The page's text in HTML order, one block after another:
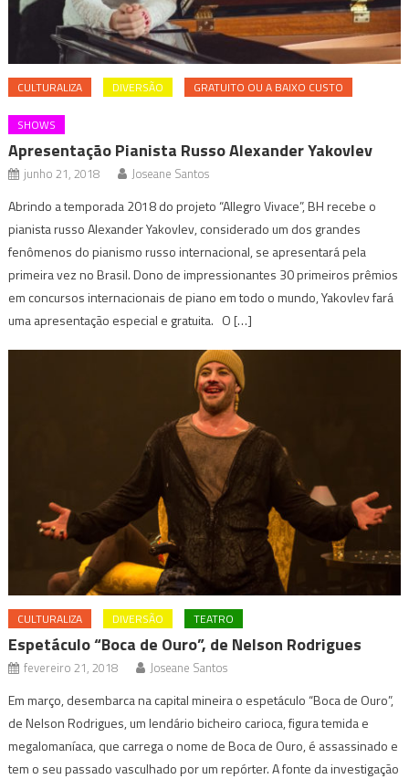
CULTURALIZA DIVERSÃO GRATUITO OU A BAIXO CUSTO
SHOWS
Apresentação Pianista Russo Alexander Yakovlev
junho 21, 2018 Joseane Santos
Abrindo a temporada 2018 do projeto “Allegro Vivace”, BH recebe o
pianista russo Alexander Yakovlev, considerado um dos grandes
fenômenos do pianismo russo internacional, se apresentará pela
primeira vez no Brasil. Dono de impressionantes 30 primeiros prêmios
em concursos internacionais de piano em todo o mundo, Yakovlev fará
uma apresentação especial e gratuita. O […]
CULTURALIZA DIVERSÃO TEATRO
Espetáculo “Boca de Ouro”, de Nelson Rodrigues
fevereiro 21, 2018 Joseane Santos
Em março, desembarca na capital mineira o espetáculo “Boca de Ouro”,
de Nelson Rodrigues, um lendário bicheiro carioca, figura temida e
megalomaníaca, que carrega o nome de Boca de Ouro, é assassinado e
tem o seu passado vasculhado por um repórter. A fonte da investigação